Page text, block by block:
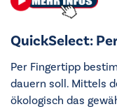
QuickSelect:
Per Fingertipp
dauern soll. Mittels
ökologisch das